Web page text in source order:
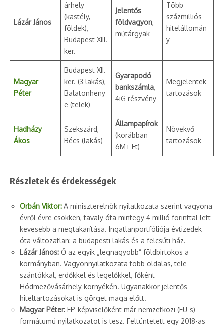
Lázár János
árhely
(kastély,
földek),
Budapest XIII.
ker.
Jelentős
földvagyon,
műtárgyak
Több
százmilliós
hitelállomán
y
Magyar
Péter
Budapest XII.
ker. (3 lakás),
Balatonheny
e (telek)
Gyarapodó
bankszámla,
4iG részvény
Megjelentek
tartozások
Hadházy
Ákos
Szekszárd,
Bécs (lakás)
Állampapírok
(korábban
6M+ Ft)
Növekvő
tartozások
Részletek és érdekességek
Orbán Viktor: A miniszterelnök nyilatkozata szerint vagyona
évről évre csökken, tavaly óta mintegy 4 millió forinttal lett
kevesebb a megtakarítása. Ingatlanportfóliója évtizedek
óta változatlan: a budapesti lakás és a felcsúti ház.
Lázár János: Ő az egyik „legnagyobb” földbirtokos a
kormányban. Vagyonnyilatkozata több oldalas, tele
szántókkal, erdőkkel és legelőkkel, főként
Hódmezővásárhely környékén. Ugyanakkor jelentős
hiteltartozásokat is görget maga előtt.
Magyar Péter: EP-képviselőként már nemzetközi (EU-s)
formátumú nyilatkozatot is tesz. Feltüntetett egy 2018-as